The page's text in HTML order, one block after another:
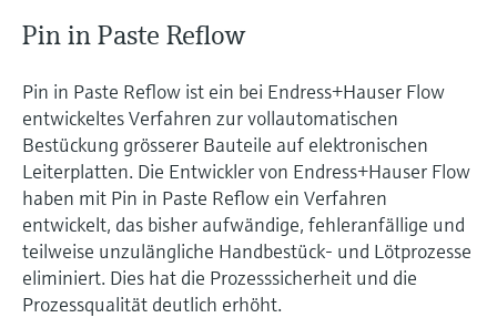
Produktfinder
Produkte anhand von Produktmerkmalen
Applicator
Produkte anhand von
Anwendungsparametern finden, auswählen
und konfigurieren
Device Viewer
Produktspezifische Informationen und
Dokumente finden
Servo Füllstandsmessung
Elektromechanische
Füllstandsmessung
Mikrowellenschranke
Füllstandsmessung
Füllstandsmessung Druck
Messumformer
Schlammspiegelmessung
Analysatoren für Ammonium,
Nitrat, Phosphat etc.
Analysatoren für Härte, Eisen,
Aluminium & Chromat
Prozessphotometer
Alle ansehen
Der Wandel in der Prozessindustrie
durch Digitalisierung
Operational Excellence dank
entscheidungsrelevanter
Prozesstransparenz
Pin in Paste Reflow
Pin in Paste Reflow ist ein bei Endress+Hauser Flow
entwickeltes Verfahren zur vollautomatischen
Bestückung grösserer Bauteile auf elektronischen
Leiterplatten. Die Entwickler von Endress+Hauser Flow
haben mit Pin in Paste Reflow ein Verfahren
entwickelt, das bisher aufwändige, fehleranfällige und
teilweise unzulängliche Handbestück- und Lötprozesse
eliminiert. Dies hat die Prozesssicherheit und die
Prozessqualität deutlich erhöht.